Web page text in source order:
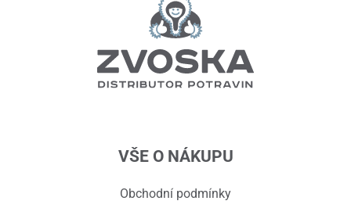
VŠE O NÁKUPU
Obchodní podmínky